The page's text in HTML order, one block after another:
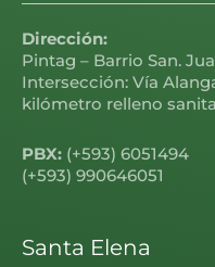
Dirección:
Pintag – Barrio San.
Intersección: Vía
kilómetro relleno
PBX: (+593) 6051494
(+593) 990646051
Santa Elena